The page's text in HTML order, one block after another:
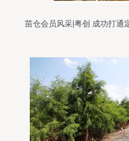
苗仓会员风采|粤创 成功打通